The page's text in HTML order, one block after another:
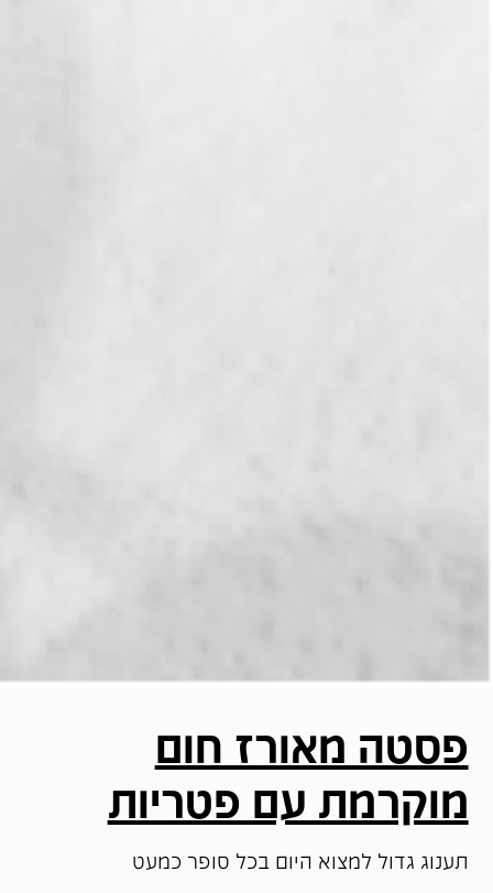
פסטה מאורז חום
מוקרמת עם פטריות
תענוג גדול למצוא היום בכל סופר כמעט